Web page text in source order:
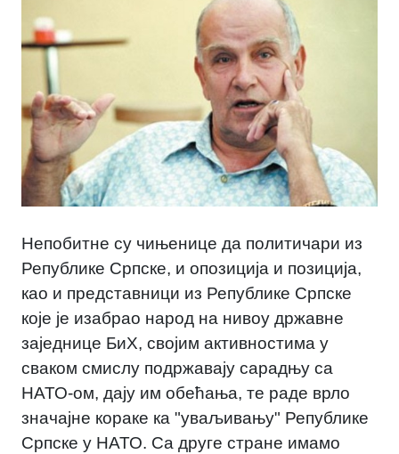
Непобитне су чињенице да политичари из
Републике Српске, и опозиција и позиција,
као и представници из Републике Српске
које је изабрао народ на нивоу државне
заједнице БиХ, својим активностима у
сваком смислу подржавају сарадњу са
НАТО-ом, дају им обећања, те раде врло
значајне кораке ка "уваљивању" Републике
Српске у НАТО. Са друге стране имамо